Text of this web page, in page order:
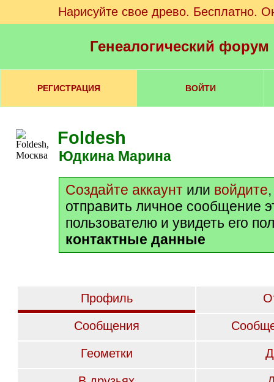
Нарисуйте свое древо. Бесплатно.
Генеалогический
РЕГИСТРАЦИЯ ВОЙТИ
Foldesh
Юдкина Марина
Создайте аккаунт или войдите
отправить личное сообщение
пользователю и увидеть его
контактные данные
Профиль
Сообщения
Геометки